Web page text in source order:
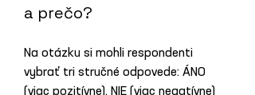
a prečo?
Na otázku si mohli respondenti
vybrať tri stručné odpovede: ÁNO
(viac pozitívne), NIE (viac negatívne)